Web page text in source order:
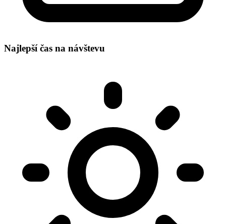
Najlepší čas na návštevu